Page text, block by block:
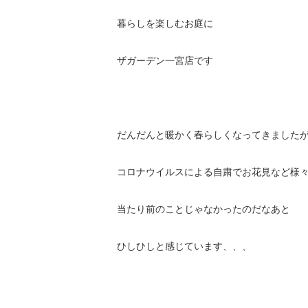
暮らしを楽しむお庭に
ザガーデン一宮店です
だんだんと暖かく春らしくなってきましたが
コロナウイルスによる自粛でお花見など様
当たり前のことじゃなかったのだなあと
ひしひしと感じています、、、